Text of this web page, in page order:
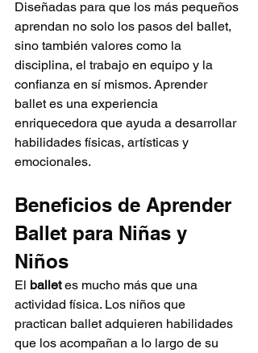
Diseñadas para que los más pequeños
aprendan no solo los pasos del ballet,
sino también valores como la
disciplina, el trabajo en equipo y la
confianza en sí mismos. Aprender
ballet es una experiencia
enriquecedora que ayuda a desarrollar
habilidades físicas, artísticas y
emocionales.
Beneficios de Aprender
Ballet para Niñas y
Niños
El ballet es mucho más que una
actividad física. Los niños que
practican ballet adquieren habilidades
que los acompañan a lo largo de su